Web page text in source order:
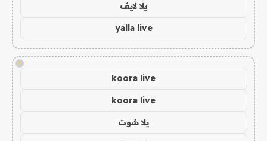
يلا لايف
yalla live
!
koora live
koora live
يلا شوت